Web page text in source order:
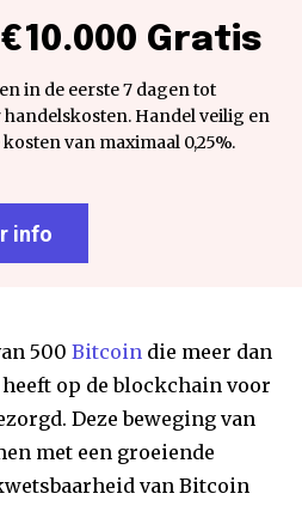
Gratis
in de eerste 7 dagen tot
Handel veilig en
van maximaal 0,25%.
info
500 Bitcoin die meer dan
op de blockchain voor
Deze beweging van
met een groeiende
van Bitcoin